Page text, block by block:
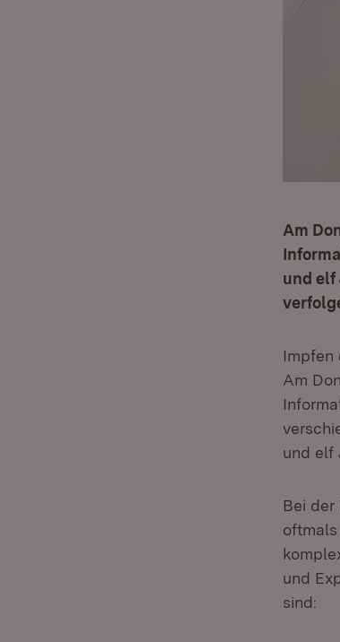
Am
und elf
Impfen
Am
und elf
Bei der
und
sind: